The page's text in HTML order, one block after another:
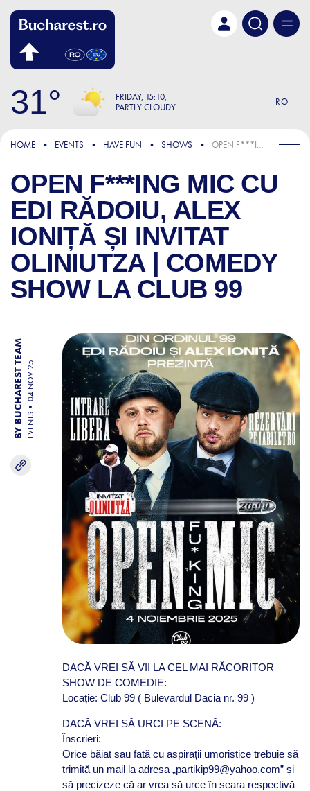
31 FRIDAY 15:10
PARTLY CLOUDY
RO
HOME EVENTS HAVE FUN SHOWS OPEN F***ING MIC CU EDI RĂDOIU, ALEX IONIȚĂ ȘI INVITAT OLINIUTZA | COMEDY SHOW LA CLUB 99
OPEN F***ING MIC CU
EDI RĂDOIU, ALEX
IONIȚĂ ȘI INVITAT
OLINIUTZA | COMEDY
SHOW LA CLUB 99
BY BUCHAREST TEAM EVENTS
04 NOV 25
DACĂ VREI SĂ VII LA CEL MAI RĂCORITOR
SHOW DE COMEDIE:
Locație: Club 99 ( Bulevardul Dacia nr. 99 )
DACĂ VREI SĂ URCI PE SCENĂ:
Înscrieri:
Orice băiat sau fată cu aspirații umoristice trebuie să
trimită un mail la adresa „partikip99@yahoo.com” și
să precizeze că ar vrea să urce în seara respectivă